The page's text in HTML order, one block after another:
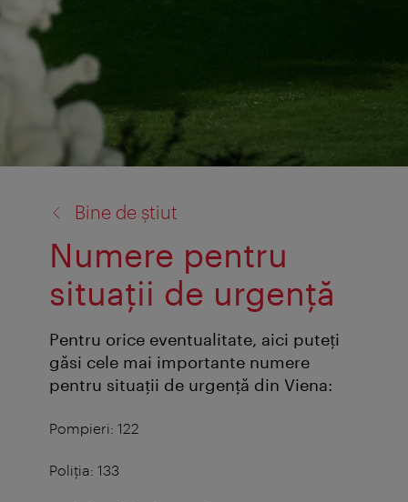
Bine de știut
Numere pentru
situaţii de urgenţă
Pentru orice eventualitate, aici puteţi
găsi cele mai importante numere
pentru situaţii de urgenţă din Viena:
Pompieri: 122
Poliţia: 133